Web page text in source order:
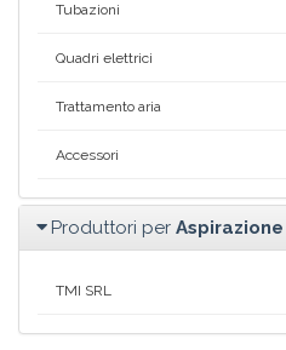
Tubazioni
Quadri elettrici
Trattamento aria
Accessori
Produttori per Aspirazione
TMI SRL